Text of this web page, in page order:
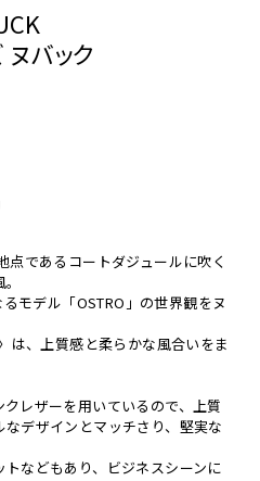
バック
点であるコートダジュールに吹く
モデル「OSTRO」の世界観をヌ
は、上質感と柔らかな風合いをま
レザーを用いているので、上質
デザインとマッチさり、堅実な
などもあり、ビジネスシーンに